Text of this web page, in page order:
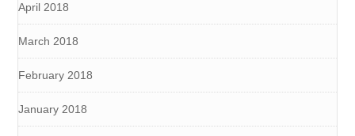
April 2018
March 2018
February 2018
January 2018